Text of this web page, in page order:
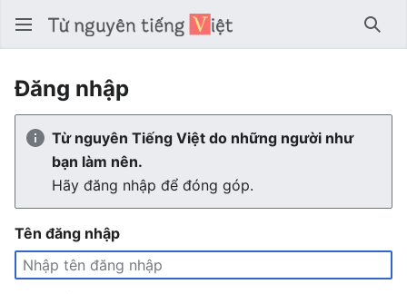
Tìm
Đăng nhập
Từ nguyên Tiếng Việt do những người như
bạn làm nên.
Hãy đăng nhập để đóng góp.
Tên đăng nhập